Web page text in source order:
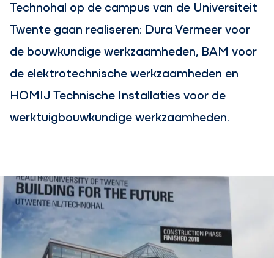
Technohal op de campus van de Universiteit
Twente gaan realiseren: Dura Vermeer voor
de bouwkundige werkzaamheden, BAM voor
de elektrotechnische werkzaamheden en
HOMIJ Technische Installaties voor de
werktuigbouwkundige werkzaamheden.